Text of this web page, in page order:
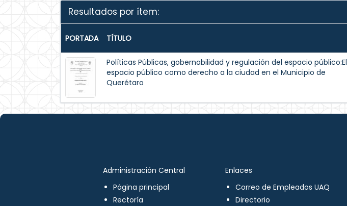
Resultados por ítem:
PORTADA TÍTULO
Políticas Públicas, gobernabilidad y regulación del espacio público:El
espacio público como derecho a la ciudad en el Municipio de
Querétaro
Administración Central
Página principal
Rectoría
Enlaces
Correo de Empleados UAQ
Directorio